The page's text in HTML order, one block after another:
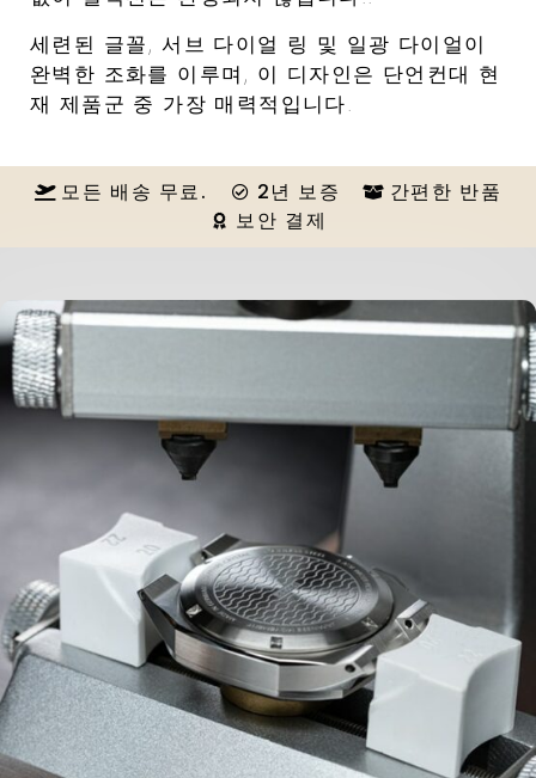
세련된 글꼴, 서브 다이얼 링 및 일광 다이얼이
완벽한 조화를 이루며, 이 디자인은 단언컨대 현
재 제품군 중 가장 매력적입니다.
모든 배송 무료. 2년 보증
간편한 반품
보안 결제